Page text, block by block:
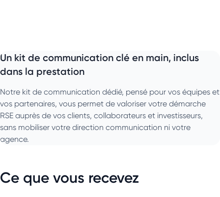
Un kit de communication clé en main, inclus
dans la prestation
Notre kit de communication dédié, pensé pour vos équipes et
vos partenaires, vous permet de valoriser votre démarche
RSE auprès de vos clients, collaborateurs et investisseurs,
sans mobiliser votre direction communication ni votre
agence.
Ce que vous recevez